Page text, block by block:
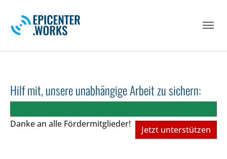
Hilf mit, unsere unabhängige Arbeit zu sichern:
Danke an alle Fördermitglieder!
Jetzt unterstützen